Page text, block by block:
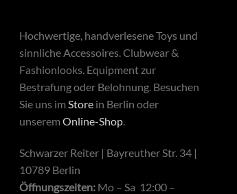
Hochwertige, handverlesene Toys und
sinnliche Accessoires. Clubwear &
Fashionlooks. Equipment zur
Bestrafung oder Belohnung. Besuchen
Sie uns im Store in Berlin oder
unserem Online-Shop.
Schwarzer Reiter | Bayreuther Str. 34 |
10789 Berlin
Öffnungszeiten: Mo – Sa 12:00 –